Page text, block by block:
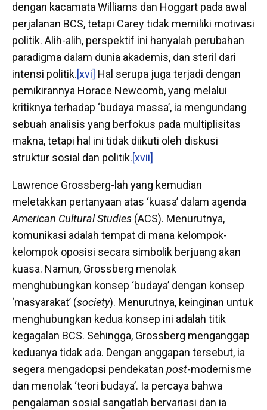
dengan kacamata Williams dan Hoggart pada awal
perjalanan BCS, tetapi Carey tidak memiliki motivasi
politik. Alih-alih, perspektif ini hanyalah perubahan
paradigma dalam dunia akademis, dan steril dari
intensi politik.[xvi] Hal serupa juga terjadi dengan
pemikirannya Horace Newcomb, yang melalui
kritiknya terhadap ‘budaya massa’, ia mengundang
sebuah analisis yang berfokus pada multiplisitas
makna, tetapi hal ini tidak diikuti oleh diskusi
struktur sosial dan politik.[xvii]
Lawrence Grossberg-lah yang kemudian
meletakkan pertanyaan atas ‘kuasa’ dalam agenda
American Cultural Studies (ACS). Menurutnya,
komunikasi adalah tempat di mana kelompok-
kelompok oposisi secara simbolik berjuang akan
kuasa. Namun, Grossberg menolak
menghubungkan konsep ‘budaya’ dengan konsep
‘masyarakat’ (society). Menurutnya, keinginan untuk
menghubungkan kedua konsep ini adalah titik
kegagalan BCS. Sehingga, Grossberg menganggap
keduanya tidak ada. Dengan anggapan tersebut, ia
segera mengadopsi pendekatan post-modernisme
dan menolak ‘teori budaya’. Ia percaya bahwa
pengalaman sosial sangatlah bervariasi dan ia